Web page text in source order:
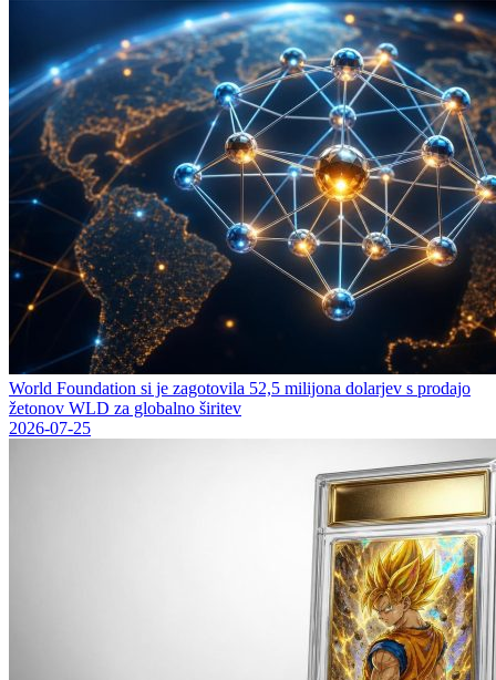
World Foundation si je zagotovila 52,5 milijona dolarjev s prodajo
žetonov WLD za globalno širitev
2026-07-25